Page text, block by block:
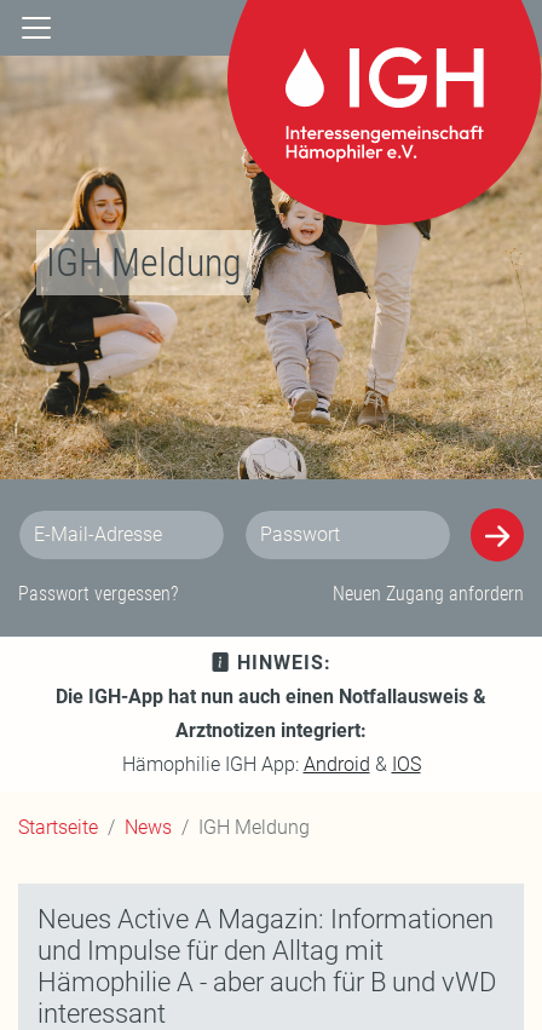
IGH Meldung
E-Mail-Adresse
Passwort
Passwort vergessen?
Neuen Zugang anfordern
HINWEIS:
Die IGH-App hat nun auch einen Notfallausweis &
Arztnotizen integriert:
Hämophilie IGH App: Android & IOS
Startseite News IGH Meldung
Neues Active A Magazin: Informationen
und Impulse für den Alltag mit
Hämophilie A - aber auch für B und vWD
interessant